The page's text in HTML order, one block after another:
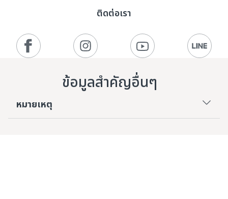
ติดต่อเรา
ข้อมูลสำคัญอื่นๆ
หมายเหตุ